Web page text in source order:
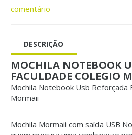
comentário
DESCRIÇÃO
MOCHILA NOTEBOOK
FACULDADE COLEGIO
Mochila Notebook Usb Reforçada
Mormaii
Mochila Mormaii com saída USB